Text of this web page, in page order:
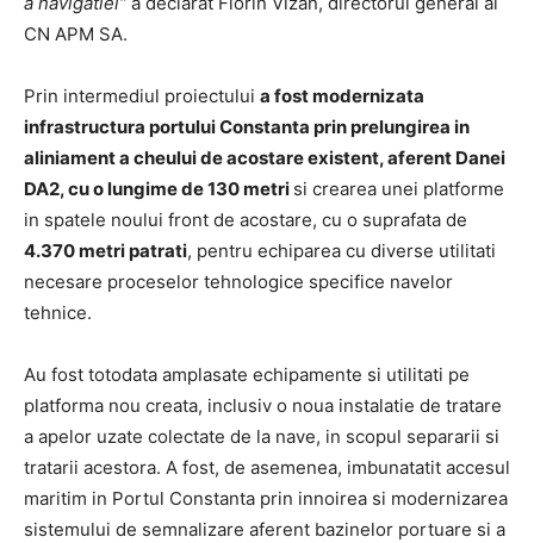
CN APM SA.
Prin intermediul proiectului a fost modernizata
infrastructura portului Constanta prin prelungirea in
aliniament a cheului de acostare existent, aferent Danei
DA2, cu o lungime de 130 metri si crearea unei platforme
in spatele noului front de acostare, cu o suprafata de
4.370 metri patrati, pentru echiparea cu diverse utilitati
necesare proceselor tehnologice specifice navelor
tehnice.
Au fost totodata amplasate echipamente si utilitati pe
platforma nou creata, inclusiv o noua instalatie de tratare
a apelor uzate colectate de la nave, in scopul separarii si
tratarii acestora. A fost, de asemenea, imbunatatit accesul
maritim in Portul Constanta prin innoirea si modernizarea
sistemului de semnalizare aferent bazinelor portuare si a